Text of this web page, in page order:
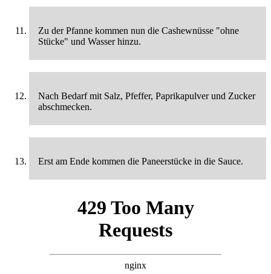
Zu der Pfanne kommen nun die Cashewnüsse "ohne
Stücke" und Wasser hinzu.
Nach Bedarf mit Salz, Pfeffer, Paprikapulver und Zucker
abschmecken.
Erst am Ende kommen die Paneerstücke in die Sauce.